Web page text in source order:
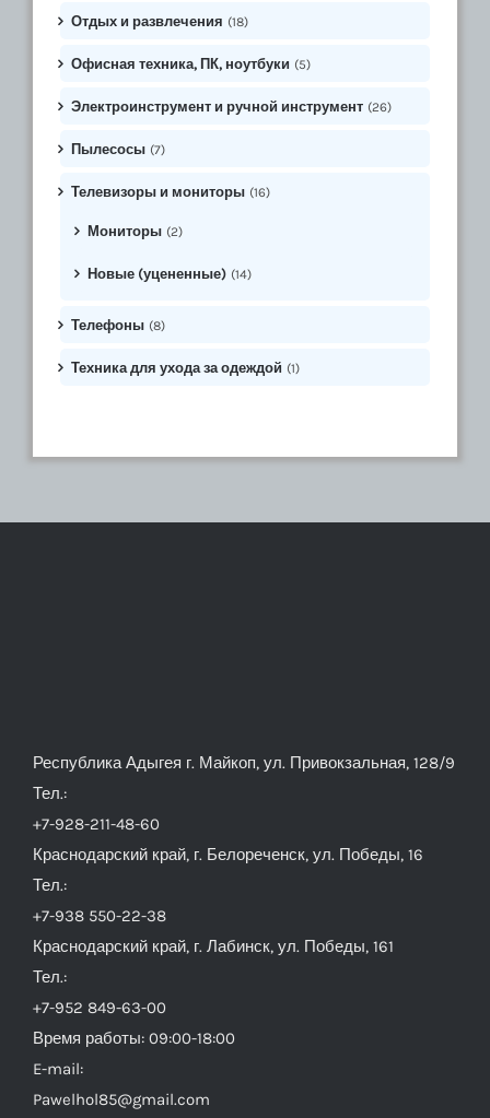
Отдых и развлечения (18)
Офисная техника, ПК, ноутбуки (5)
Электроинструмент и ручной инструмент (26)
Пылесосы (7)
Телевизоры и мониторы (16)
Мониторы (2)
Новые (уцененные) (14)
Телефоны (8)
Техника для ухода за одеждой (1)
Республика Адыгея г. Майкоп, ул. Привокзальная, 128/9
Тел.:
+7-928-211-48-60
Краснодарский край, г. Белореченск, ул. Победы, 16
Тел.:
+7-938 550-22-38
Краснодарский край, г. Лабинск, ул. Победы, 161
Тел.:
+7-952 849-63-00
Время работы: 09:00-18:00
E-mail:
Pawelhol85@gmail.com